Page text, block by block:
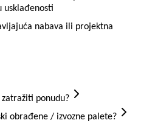
usklađenosti
nabava ili projektna
ponudu?
obrađene / izvozne palete?